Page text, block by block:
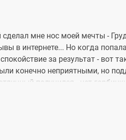
мне нос моей мечты -
в интернете... Но когда
за результат - вот
конечно неприятными, но
получился - нет